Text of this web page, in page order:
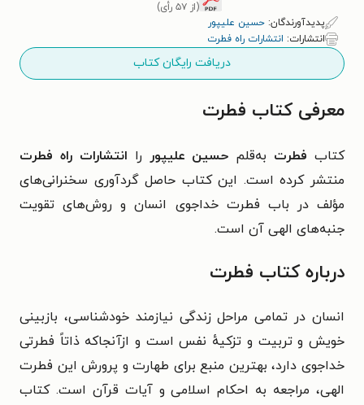
(از ۵۷ رأی)
پدیدآورندگان: حسین علیپور
انتشارات: انتشارات راه فطرت
دریافت رایگان کتاب
معرفی کتاب فطرت
کتاب فطرت به‌قلم حسین علیپور را انتشارات راه فطرت
منتشر کرده است. این کتاب حاصل گردآوری سخنرانی‌های
مؤلف در باب فطرت خداجوی انسان و روش‌های تقویت
جنبه‌های الهی آن است.
درباره کتاب فطرت
انسان در تمامی مراحل زندگی نیازمند خودشناسی، بازبینی
خویش و تربیت و تزکیهٔ نفس است و ازآنجاکه ذاتاً فطرتی
خداجوی دارد، بهترین منبع برای طهارت و پرورش این فطرت
الهی، مراجعه به احکام اسلامی و آیات قرآن است. کتاب